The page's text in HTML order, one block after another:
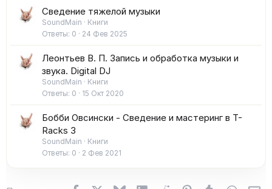
Сведение тяжелой музыки
SoundMain
Книги
Ответы 0 24 Фев 2025
Леонтьев В. П. Запись и обработка музыки и
звука. Digital DJ
SoundMain
Книги
Ответы 0 15 Окт 2020
Бобби Овсински - Сведение и мастеринг в T-
Racks 3
SoundMain
Книги
Ответы 0 2 Фев 2021